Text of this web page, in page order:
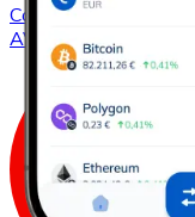
ComprarAvalanche
AVAX